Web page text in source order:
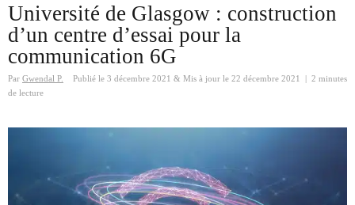
Université de Glasgow : construction
d’un centre d’essai pour la
communication 6G
Par Gwendal P. Publié le 3 décembre 2021 & Mis à jour le 22 décembre 2021
2 minutes
de lecture